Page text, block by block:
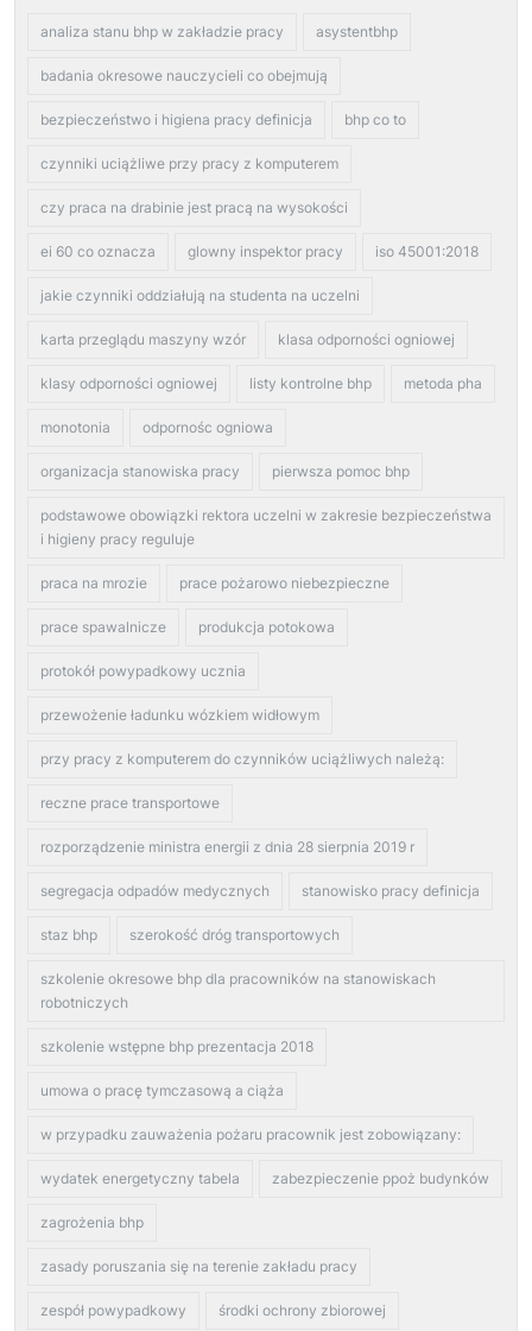
analiza stanu bhp w zakładzie pracy asystentbhp
badania okresowe nauczycieli co obejmują
bezpieczeństwo i higiena pracy definicja bhp co to
czynniki uciążliwe przy pracy z komputerem
czy praca na drabinie jest pracą na wysokości
ei 60 co oznacza glowny inspektor pracy iso 45001:2018
jakie czynniki oddziałują na studenta na uczelni
karta przeglądu maszyny wzór klasa odporności ogniowej
klasy odporności ogniowej listy kontrolne bhp metoda pha
monotonia odpornośc ogniowa
organizacja stanowiska pracy pierwsza pomoc bhp
podstawowe obowiązki rektora uczelni w zakresie bezpieczeństwa
i higieny pracy reguluje
praca na mrozie prace pożarowo niebezpieczne
prace spawalnicze produkcja potokowa
protokół powypadkowy ucznia
przewożenie ładunku wózkiem widłowym
przy pracy z komputerem do czynników uciążliwych należą:
reczne prace transportowe
rozporządzenie ministra energii z dnia 28 sierpnia 2019 r
segregacja odpadów medycznych stanowisko pracy definicja
staz bhp szerokość dróg transportowych
szkolenie okresowe bhp dla pracowników na stanowiskach
robotniczych
szkolenie wstępne bhp prezentacja 2018
umowa o pracę tymczasową a ciąża
w przypadku zauważenia pożaru pracownik jest zobowiązany:
wydatek energetyczny tabela zabezpieczenie ppoż budynków
zagrożenia bhp
zasady poruszania się na terenie zakładu pracy
zespół powypadkowy środki ochrony zbiorowej